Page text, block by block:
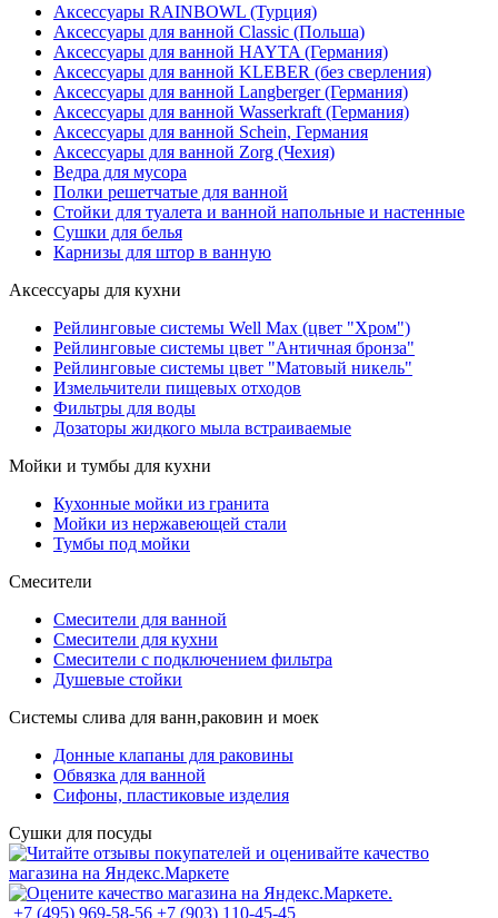
Аксессуары RAINBOWL (Турция)
Аксессуары для ванной Classic (Польша)
Аксессуары для ванной HAYTA (Германия)
Аксессуары для ванной KLEBER (без сверления)
Аксессуары для ванной Langberger (Германия)
Аксессуары для ванной Wasserkraft (Германия)
Аксессуары для ванной Schein, Германия
Аксессуары для ванной Zorg (Чехия)
Ведра для мусора
Полки решетчатые для ванной
Стойки для туалета и ванной напольные и настенные
Сушки для белья
Карнизы для штор в ванную
Аксессуары для кухни
Рейлинговые системы Well Max (цвет "Хром")
Рейлинговые системы цвет "Античная бронза"
Рейлинговые системы цвет "Матовый никель"
Измельчители пищевых отходов
Фильтры для воды
Дозаторы жидкого мыла встраиваемые
Мойки и тумбы для кухни
Кухонные мойки из гранита
Мойки из нержавеющей стали
Тумбы под мойки
Смесители
Смесители для ванной
Смесители для кухни
Смесители с подключением фильтра
Душевые стойки
Системы слива для ванн,раковин и моек
Донные клапаны для раковины
Обвязка для ванной
Сифоны, пластиковые изделия
Сушки для посуды
+7 (495) 969-58-56 +7 (903) 110-45-45